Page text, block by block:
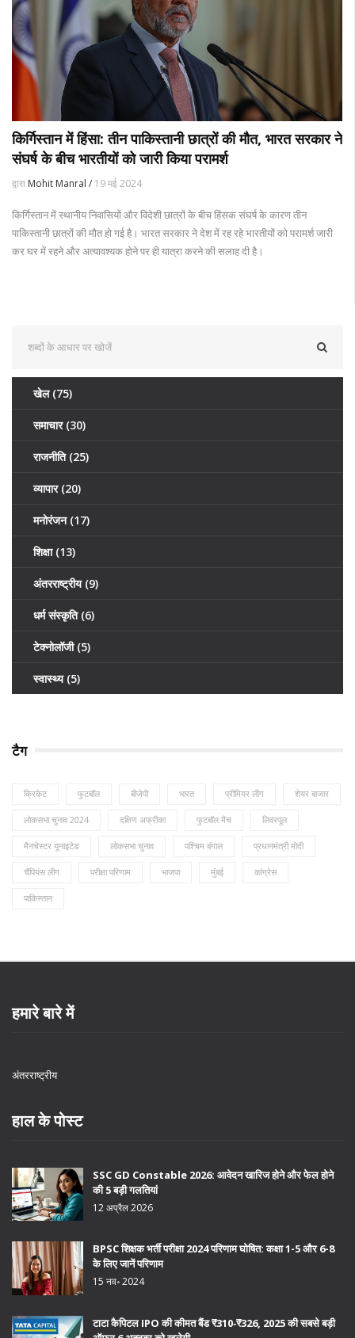
किर्गिस्तान में हिंसा: तीन पाकिस्तानी छात्रों की मौत, भारत सरकार ने
संघर्ष के बीच भारतीयों को जारी किया परामर्श
द्वारा Mohit Manral / 19 मई 2024
किर्गिस्तान में स्थानीय निवासियों और विदेशी छात्रों के बीच हिंसक संघर्ष के कारण तीन
पाकिस्तानी छात्रों की मौत हो गई है। भारत सरकार ने देश में रह रहे भारतीयों को परामर्श जारी
कर घर में रहने और अत्यावश्यक होने पर ही यात्रा करने की सलाह दी है।
खेल (75)
समाचार (30)
राजनीति (25)
व्यापार (20)
मनोरंजन (17)
शिक्षा (13)
अंतरराष्ट्रीय (9)
धर्म संस्कृति (6)
टेक्नोलॉजी (5)
स्वास्थ्य (5)
टैग
क्रिकेट फुटबॉल बीजेपी भारत प्रीमियर लीग शेयर बाजार
लोकसभा चुनाव 2024 दक्षिण अफ्रीका फुटबॉल मैच लिवरपूल
मैनचेस्टर यूनाइटेड लोकसभा चुनाव पश्चिम बंगाल प्रधानमंत्री मोदी
चैंपियंस लीग परीक्षा परिणाम भाजपा मुंबई कांग्रेस
पाकिस्तान
हमारे बारे में
अंतरराष्ट्रीय
हाल के पोस्ट
SSC GD Constable 2026: आवेदन खारिज होने और फेल होने
की 5 बड़ी गलतियां
12 अप्रैल 2026
BPSC शिक्षक भर्ती परीक्षा 2024 परिणाम घोषित: कक्षा 1-5 और 6-8
के लिए जानें परिणाम
15 नव॰ 2024
टाटा कैपिटल IPO की कीमत बैंड ₹310‑₹326, 2025 की सबसे बड़ी